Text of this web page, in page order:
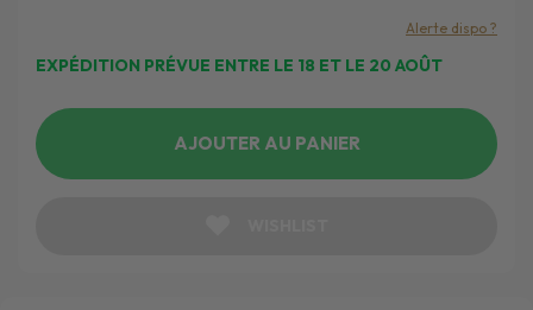
EXPÉDITION PRÉVUE ENTRE LE 18 ET LE 20 AOÛT
Alerte dispo ?
AJOUTER AU PANIER